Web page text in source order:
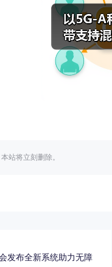
站将立刻删除。
发布全新系统助力无障